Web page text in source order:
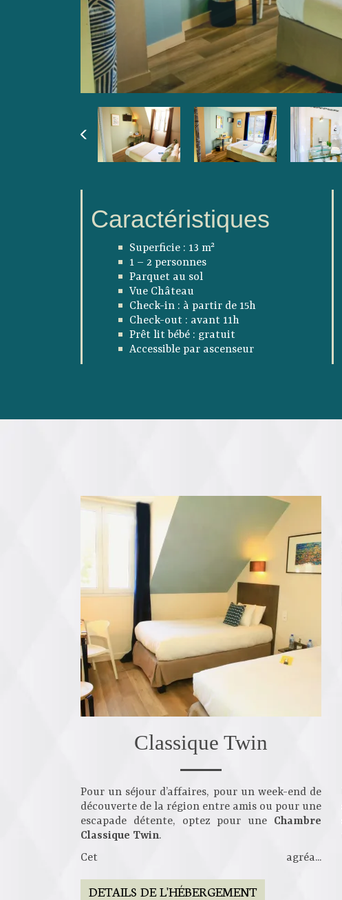
Caractéristiques
Superficie : 13 m²
1 – 2 personnes
Parquet au sol
Vue Château
Check-in : à partir de 15h
Check-out : avant 11h
Prêt lit bébé : gratuit
Accessible par ascenseur
Classique Twin
Pour un séjour d’affaires, pour un week-end de
découverte de la région entre amis ou pour une
escapade détente, optez pour une Chambre
Classique Twin.
Cet agréa...
DETAILS DE L'HÉBERGEMENT